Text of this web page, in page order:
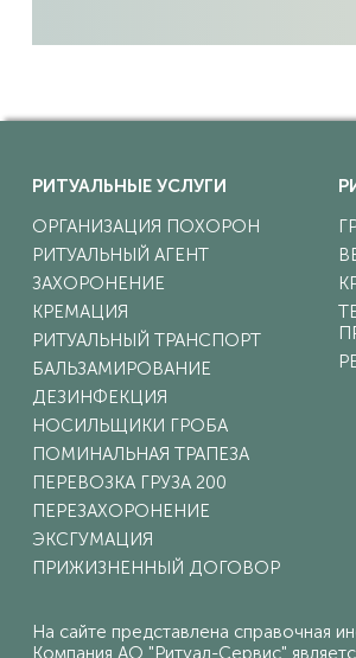
РИТУАЛЬНЫЕ УСЛУГИ
ОРГАНИЗАЦИЯ ПОХОРОН
РИТУАЛЬНЫЙ АГЕНТ
ЗАХОРОНЕНИЕ
КРЕМАЦИЯ
РИТУАЛЬНЫЙ ТРАНСПОРТ
БАЛЬЗАМИРОВАНИЕ
ДЕЗИНФЕКЦИЯ
НОСИЛЬЩИКИ ГРОБА
ПОМИНАЛЬНАЯ ТРАПЕЗА
ПЕРЕВОЗКА ГРУЗА 200
ПЕРЕЗАХОРОНЕНИЕ
ЭКСГУМАЦИЯ
ПРИЖИЗНЕННЫЙ ДОГОВОР
На сайте представлена справочная
Компания АО "Ритуал-Сервис"